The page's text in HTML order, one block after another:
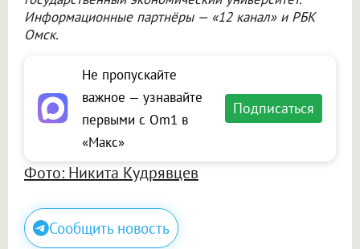
Информационные партнёры — «12 канал» и РБК
Омск.
Не пропускайте
важное — узнавайте
первыми с Om1 в
«Макс»
Подписаться
Фото: Никита Кудрявцев
Сообщить новость